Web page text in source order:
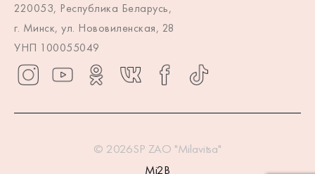
220053, Республика Беларусь,
г. Минск, ул. Нововиленская, 28
УНП 100055049
© 2026SP ZAO "Milavitsa"
Mi2B